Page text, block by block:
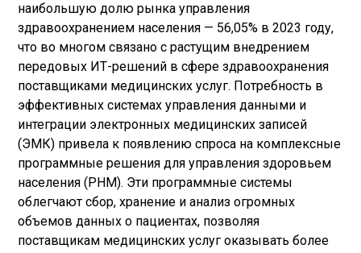
наибольшую долю рынка управления
здравоохранением населения — 56,05% в 2023 году,
что во многом связано с растущим внедрением
передовых ИТ-решений в сфере здравоохранения
поставщиками медицинских услуг. Потребность в
эффективных системах управления данными и
интеграции электронных медицинских записей
(ЭМК) привела к появлению спроса на комплексные
программные решения для управления здоровьем
населения (PHM). Эти программные системы
облегчают сбор, хранение и анализ огромных
объемов данных о пациентах, позволяя
поставщикам медицинских услуг оказывать более